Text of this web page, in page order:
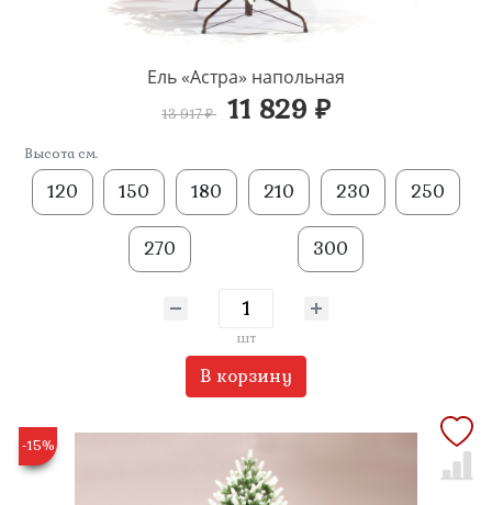
Ель «Астра» напольная
13 917 ₽ 11 829 ₽
Высота см.
120 150 180 210 230 250
270 300
шт
В корзину
-15%